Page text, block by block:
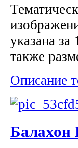
указана
также
Описание